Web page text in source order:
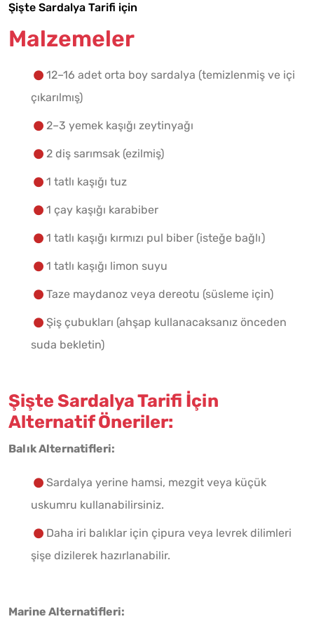
Şişte Sardalya Tarifi için
Malzemeler
12–16 adet orta boy sardalya (temizlenmiş ve içi
çıkarılmış)
2–3 yemek kaşığı zeytinyağı
2 diş sarımsak (ezilmiş)
1 tatlı kaşığı tuz
1 çay kaşığı karabiber
1 tatlı kaşığı kırmızı pul biber (isteğe bağlı)
1 tatlı kaşığı limon suyu
Taze maydanoz veya dereotu (süsleme için)
Şiş çubukları (ahşap kullanacaksanız önceden
suda bekletin)
Şişte Sardalya Tarifi İçin
Alternatif Öneriler:
Balık Alternatifleri:
Sardalya yerine hamsi, mezgit veya küçük
uskumru kullanabilirsiniz.
Daha iri balıklar için çipura veya levrek dilimleri
şişe dizilerek hazırlanabilir.
Marine Alternatifleri: